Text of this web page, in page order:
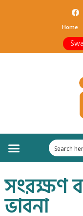
Home
সংরক্ষণ
ভাবনা